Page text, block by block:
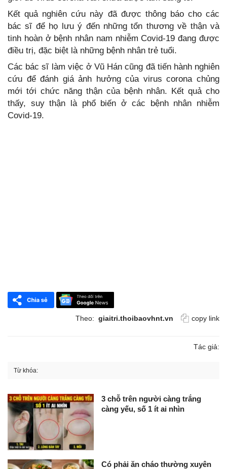
Kết quả nghiên cứu này đã được thông báo cho các
bác sĩ để họ lưu ý đến những tổn thương về thận và
tinh hoàn ở bệnh nhân nam nhiễm Covid-19 đang được
điều trị, đặc biệt là những bệnh nhân trẻ tuổi.
Các bác sĩ làm việc ở Vũ Hán cũng đã tiến hành nghiên
cứu để đánh giá ảnh hưởng của virus corona chủng
mới tới chức năng thận của bệnh nhân. Kết quả cho
thấy, suy thận là phổ biến ở các bệnh nhân nhiễm
Covid-19.
Theo: giaitri.thoibaovhnt.vn copy link
Tác giả:
Từ khóa:
3 chỗ trên người càng trắng
càng yếu, số 1 ít ai nhìn
Có phải ăn cháo thường xuyên